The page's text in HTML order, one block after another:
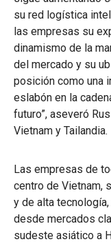
su red logística
las empresas su
dinamismo de la
del mercado y su
posición como una
eslabón en la
futuro”, aseveró
Vietnam y Tailandia.
Las empresas de
centro de Vietnam,
y de alta
desde mercados
sudeste asiático a